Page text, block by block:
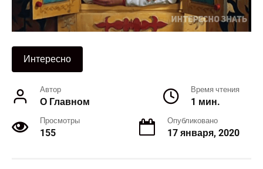
Интересно
Автор
О Главном
Время чтения
1 мин.
Просмотры
155
Опубликовано
17 января, 2020